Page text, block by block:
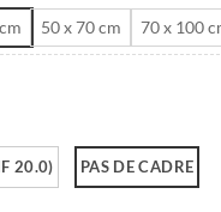
50 x 70 cm 70 x 100
20.0) PAS DE CADRE